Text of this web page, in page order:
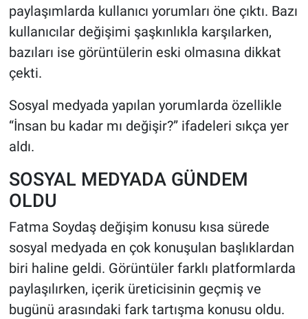
paylaşımlarda kullanıcı yorumları öne çıktı. Bazı
kullanıcılar değişimi şaşkınlıkla karşılarken,
bazıları ise görüntülerin eski olmasına dikkat
çekti.
Sosyal medyada yapılan yorumlarda özellikle
“İnsan bu kadar mı değişir?” ifadeleri sıkça yer
aldı.
SOSYAL MEDYADA GÜNDEM
OLDU
Fatma Soydaş değişim konusu kısa sürede
sosyal medyada en çok konuşulan başlıklardan
biri haline geldi. Görüntüler farklı platformlarda
paylaşılırken, içerik üreticisinin geçmiş ve
bugünü arasındaki fark tartışma konusu oldu.